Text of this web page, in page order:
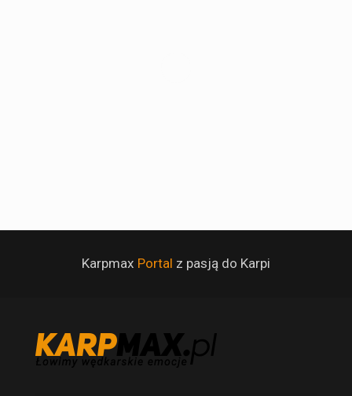
Karpmax Portal z pasją do Karpi